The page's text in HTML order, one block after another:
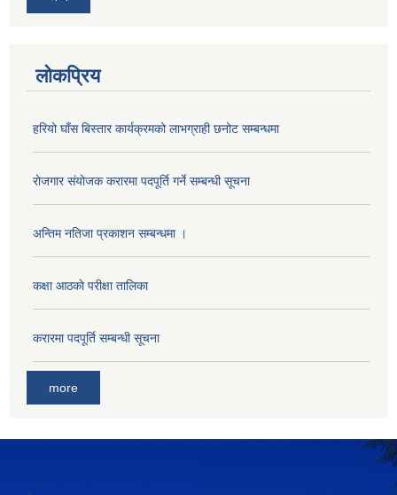
लोकप्रिय
हरियो घाँस बिस्तार कार्यक्रमको लाभग्राही छनोट सम्बन्धमा
रोजगार संयोजक करारमा पदपूर्ति गर्ने सम्बन्धी सूचना
अन्तिम नतिजा प्रकाशन सम्बन्धमा ।
कक्षा आठकाे परीक्षा तालिका
करारमा पदपूर्ति सम्बन्धी सूचना
more